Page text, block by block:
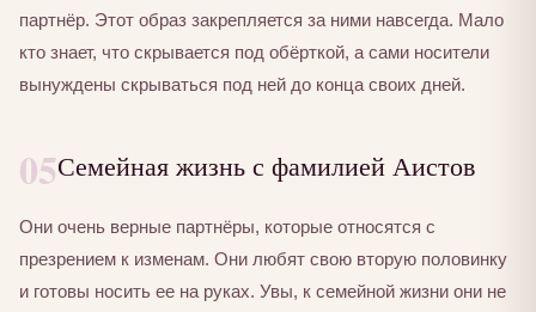
партнёр. Этот образ закрепляется за ними навсегда. Мало
кто знает, что скрывается под обёрткой, а сами носители
вынуждены скрываться под ней до конца своих дней.
05Семейная жизнь с фамилией Аистов
Они очень верные партнёры, которые относятся с
презрением к изменам. Они любят свою вторую половинку
и готовы носить ее на руках. Увы, к семейной жизни они не